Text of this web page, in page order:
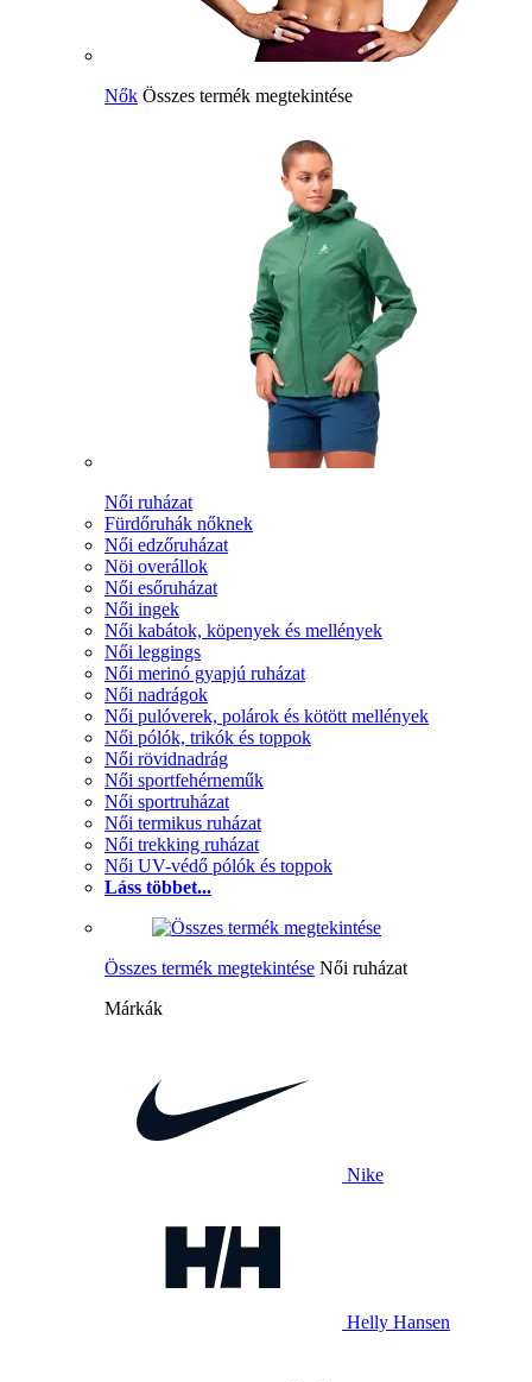
Nők Összes termék megtekintése
Női ruházat
Fürdőruhák nőknek
Női edzőruházat
Nöi overállok
Női esőruházat
Női ingek
Női kabátok, köpenyek és mellények
Női leggings
Női merinó gyapjú ruházat
Női nadrágok
Női pulóverek, polárok és kötött mellények
Női pólók, trikók és toppok
Női rövidnadrág
Női sportfehérneműk
Női sportruházat
Női termikus ruházat
Női trekking ruházat
Női UV-védő pólók és toppok
Láss többet...
Összes termék megtekintése Női ruházat
Márkák
Nike
Helly Hansen